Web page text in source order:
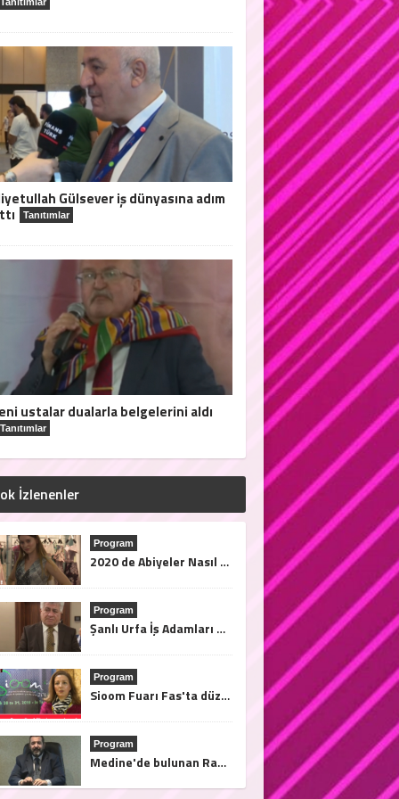
Gülsever iş dünyasına adım
Tanıtımlar
ustalar dualarla belgelerini aldı
Tanıtımlar
İzlenenler
Program
2020 de Abiyeler Nasıl Olacak?
Program
Şanlı Urfa İş Adamları Derneği Başkanı Sami Çiriş Finans Türk Tv'ye açıklamalarda bulundu.
Program
Sioom Fuarı Fas'ta düzenleniyor. Afrika'ya açılma fırsatları bu fuarda..28/31 2019 Mart tarihleri arasında Tanja'da
Program
Medine'de bulunan Rama el Medine Hotel Nasıl?